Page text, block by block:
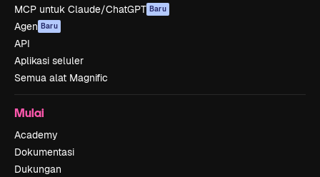
MCP untuk Claude/ChatGPT Baru
Agen Baru
API
Aplikasi seluler
Semua alat Magnific
Mulai
Academy
Dokumentasi
Dukungan